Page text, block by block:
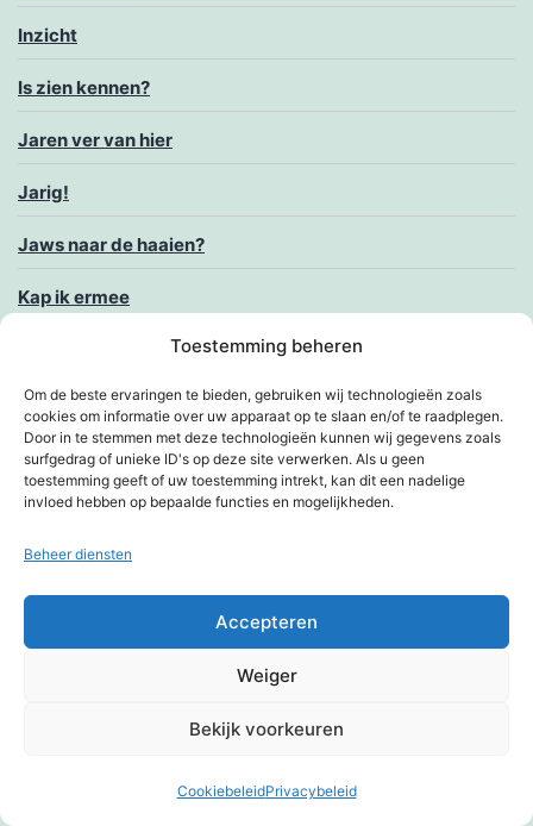
Toestemming beheren
Om de beste ervaringen te bieden, gebruiken wij technologieën zoals
cookies om informatie over uw apparaat op te slaan en/of te raadplegen.
Door in te stemmen met deze technologieën kunnen wij gegevens zoals
surfgedrag of unieke ID's op deze site verwerken. Als u geen
toestemming geeft of uw toestemming intrekt, kan dit een nadelige
invloed hebben op bepaalde functies en mogelijkheden.
Beheer diensten
Accepteren
Weiger
Bekijk voorkeuren
CookiebeleidPrivacybeleid
Inzicht
Is zien kennen?
Jaren ver van hier
Jarig!
Jaws naar de haaien?
Kap ik ermee
Kennissessie digitale toegankelijkheid
Kermis in Tilburg
Kieskeurig
Kim op d’r preekstoel
Kim op een ansichtkaart
Klantenservice zonder service van het Kruidvat
Kluizenaar of een tevreden mens
Donkere modus: